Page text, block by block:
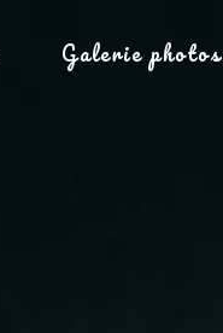
Galerie photos